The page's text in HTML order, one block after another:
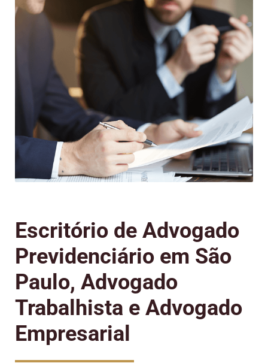
Escritório de Advogado
Previdenciário em São
Paulo, Advogado
Trabalhista e Advogado
Empresarial